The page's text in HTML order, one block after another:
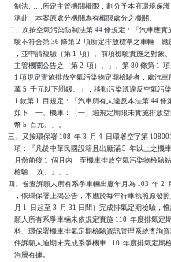
制法……所定主管機關權限，劃分予本府環境保
    準此，本案原處分機關為有權限處分之機關。
二、次按空氣污染防制法第 44 條規定：「汽車應
驗不符合第 36 條第 2  項所定排放標準之車輛，
，並申請複驗（第 1  項）。前項檢驗實施之對
主管機關公告之（第 2  項）。」、第 80 條第 1
1 項規定實施排放空氣污染物定期檢驗者，處汽車
萬 5  千元以下罰鍰。」，移動污染源違反空氣污
1 款第 1  目規定：「汽車所有人違反本法第 44
如下：一、機車：（一）逾規定期限未實施排放
    幣 5  百元。」。
三、又按環保署 108  年 3  月 4  日環署空字第
項：『凡於中華民國設籍且出廠滿 5  年以上之
月份前後 1  個月內，至機車排放空氣污染物檢
    檢驗 1  次。』」。
四、卷查訴願人所有系爭車輛出廠年月為 103  年 2
，依環保署上揭公告，本應於每年行車執照原發照
月 1  日起至 3  月 31 日間）完成排氣定期檢驗
願人所有系爭車輛未依規定實施 110  年度排氣
料、環保署機車排氣定期檢驗資訊管理系統查詢
件訴願人逾期未完成系爭機車 110  年度排氣定期
    洵屬有據。